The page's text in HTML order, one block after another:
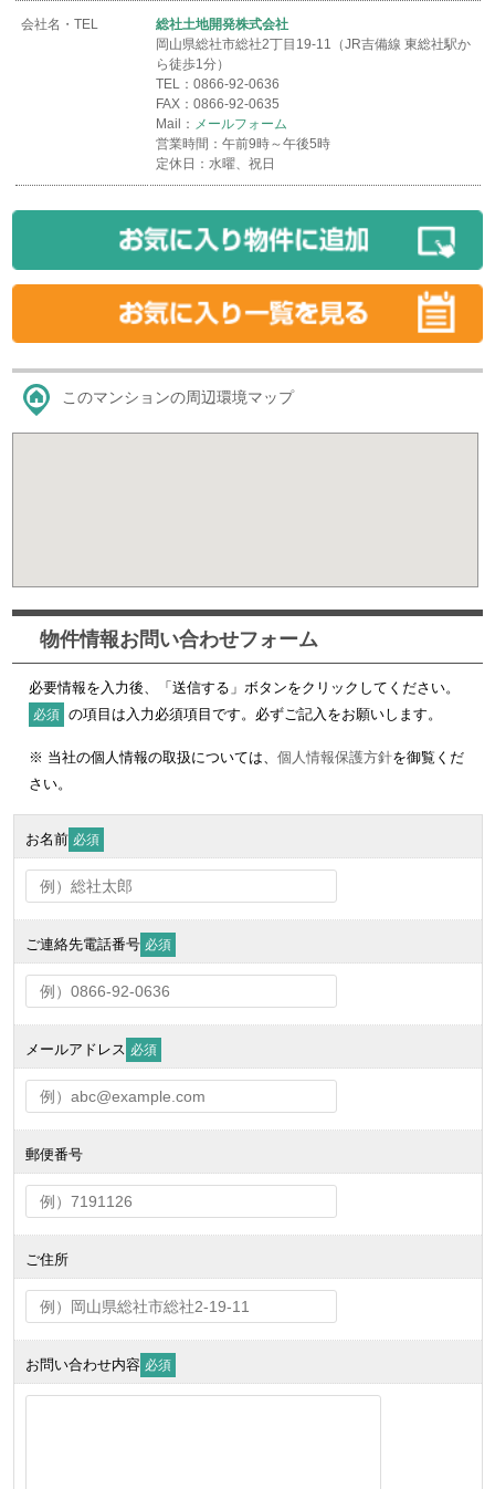
会社名・TEL
総社土地開発株式会社
岡山県総社市総社2丁目19-11（JR吉備線 東総社駅か
ら徒歩1分）
TEL：0866-92-0636
FAX：0866-92-0635
Mail： メールフォーム
営業時間：午前9時～午後5時
定休日：水曜、祝日
このマンションの周辺環境マップ
物件情報お問い合わせフォーム
必要情報を入力後、「送信する」ボタンをクリックしてください。
必須 の項目は入力必須項目です。必ずご記入をお願いします。
※ 当社の個人情報の取扱については、個人情報保護方針を御覧くだ
さい。
お名前 必須
ご連絡先電話番号 必須
メールアドレス 必須
郵便番号
ご住所
お問い合わせ内容 必須